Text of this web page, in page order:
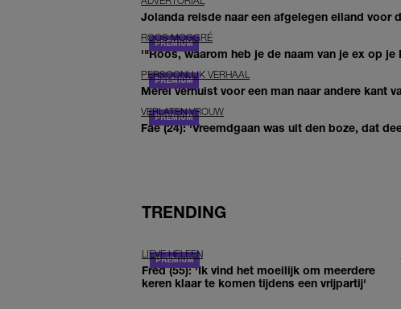
Jolanda reisde naar een afgelegen eiland voor
ROOS MOGGRÉ
'"Roos, waarom heb je de naam van je ex op
PERSOONLIJK VERHAAL
Merel verhuist voor een man naar andere kant
VERLATEN VROUW
Fae (24): 'Vreemdgaan was uit den boze, dat
TRENDING
LIEVE HELEEN
Fred (55): 'Ik vind het moeilijk om meerdere
keren klaar te komen tijdens een vrijpartij'